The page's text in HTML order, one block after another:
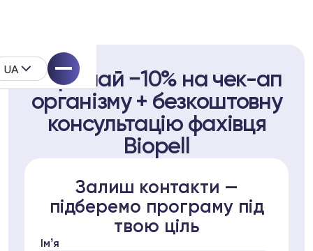
UA
Отримай −10% на чек-ап
організму + безкоштовну
консультацію фахівця
Biopell
Залиш контакти —
підберемо програму під
твою ціль
Імʼя